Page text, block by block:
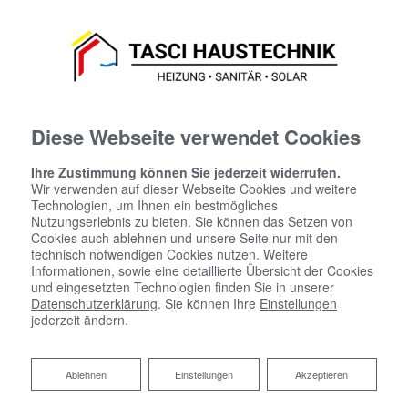
Dezentrale Wohnraumlüftung
Diese Webseite verwendet Cookies
Ihre Zustimmung können Sie jederzeit widerrufen.
Wir verwenden auf dieser Webseite Cookies und weitere
Technologien, um Ihnen ein bestmögliches
Nutzungserlebnis zu bieten. Sie können das Setzen von
Cookies auch ablehnen und unsere Seite nur mit den
technisch notwendigen Cookies nutzen. Weitere
Informationen, sowie eine detaillierte Übersicht der Cookies
und eingesetzten Technologien finden Sie in unserer
Datenschutzerklärung. Sie können Ihre Einstellungen
jederzeit ändern.
Akzeptieren
Einstellungen
Ablehnen
Ablehnen